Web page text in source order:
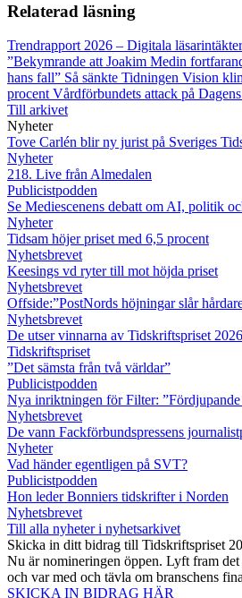
Relaterad läsning
Trendrapport 2026 – Digitala
”Bekymrande att Joakim Medin
hans fall” Så sänkte Tidningen Vision
procent Vårdförbundets attack på
Till arkivet
Nyheter
Tove Carlén blir ny jurist på Sveriges
Nyheter
218. Live från Almedalen
Publicistpodden
Se Mediescenens debatt om AI, politik
Nyheter
Tidsam höjer priset med 6,5 procent
Nyhetsbrevet
Keesings vd ryter till mot höjda priset
Nyhetsbrevet
Offside:”PostNords höjningar slår
Nyhetsbrevet
De utser vinnarna av Tidskriftspriset 2026
Tidskriftspriset
”Det sämsta från två världar”
Publicistpodden
Nya inriktningen för Filter: ”Fördjupande
Nyhetsbrevet
De vann Fackförbundspressens
Nyheter
Vad händer egentligen på SVT?
Publicistpodden
Hon leder Bonniers tidskrifter i Norden
Nyhetsbrevet
Till alla nyheter i nyhetsarkivet
Skicka in ditt bidrag till Tidskriftspriset
Nu är nomineringen öppen. Lyft fram
och var med och tävla om branschens
SKICKA IN BIDRAG HÄR